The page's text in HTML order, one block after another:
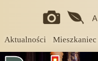
Aktualności Mieszkaniec
A